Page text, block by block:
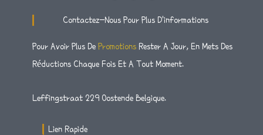
T
A
T
E
O
K
F
Contactez-Nous Pour Plus D'informations
Pour Avoir Plus De Promotions Rester A Jour, En Mets Des
Réductions Chaque Fois Et A Tout Moment.
Leffingstraat 229 Oostende Belgique.
Lien Rapide